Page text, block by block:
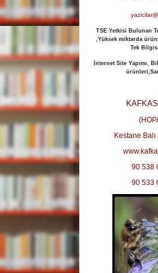
TSE Yetkisi Bulunan
,Yüksek miktarda
Tek
İnternet Site Yapımı,
Kestane
90 538
90 533